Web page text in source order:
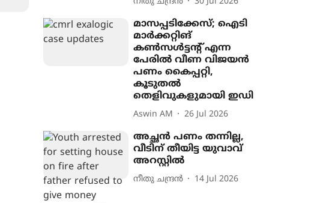
മാസപ്പടിക്കേസ്; ഐടി
മാർക്കറ്റിങ്
കൺസൾട്ടന്‍റ് എന്ന
പേരിൽ വീണ വിജയൻ
പണം കൈപ്പറ്റി,
കൂടുതൽ
തെളിവുകളുമായി ഇഡി
Aswin AM 26 Jul 2026
അച്ഛൻ പണം തന്നില്ല,
വീടിന് തീയിട്ട യുവാവ്
അറസ്റ്റിൽ
നീതു ചന്ദ്രൻ 14 Jul 2026